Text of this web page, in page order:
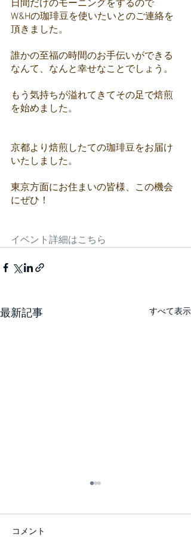
日間だけのモーニングをするので
W&Hの珈琲豆を使いたいとのご連絡を
頂きました。
誰かの至福の時間のお手伝いができる
なんて、なんと幸せなことでしょう。
もう気持ちが溢れてきてその足で焙煎
を始めました。
京都より焙煎したての珈琲豆をお届け
いたしました。
東京方面にお住まいの皆様、この機会
にぜひ！
イベント詳細はこちら
最新記事 すべて表示
コメント